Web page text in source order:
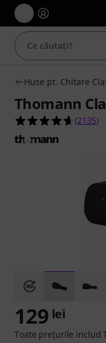
Huse pt. Chitare
Thomann
4.6 din
(2135)
129 lei
Toate prețurile includ